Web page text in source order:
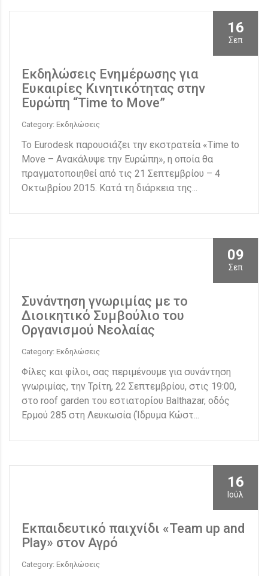
16
Σεπ
Εκδηλώσεις Ενημέρωσης για
Ευκαιρίες Κινητικότητας στην
Ευρώπη “Time to Move”
Category: Εκδηλώσεις
To Eurodesk παρουσιάζει την εκστρατεία «Time to
Move – Ανακάλυψε την Ευρώπη», η οποία θα
πραγματοποιηθεί από τις 21 Σεπτεμβρίου – 4
Οκτωβρίου 2015. Κατά τη διάρκεια της...
09
Σεπ
Συνάντηση γνωριμίας με το
Διοικητικό Συμβούλιο του
Οργανισμού Νεολαίας
Category: Εκδηλώσεις
Φίλες και φίλοι, σας περιμένουμε για συνάντηση
γνωριμίας, την Τρίτη, 22 Σεπτεμβρίου, στις 19:00,
στο roof garden του εστιατορίου Balthazar, οδός
Ερμού 285 στη Λευκωσία (Ίδρυμα Κώστ...
16
Ιούλ
Εκπαιδευτικό παιχνίδι «Team up and
Play» στον Αγρό
Category: Εκδηλώσεις